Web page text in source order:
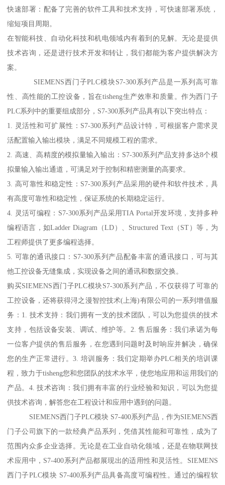
快速部署：配备了完善的软件工具和技术支持，可快速部署系统，
缩短项目周期。
在智能科技、自动化科技和机电领域内有着到的见解。无论是提供
技术咨询，还是进行技术开发和转让，我们都能为客户提供解决方
案。
SIEMENS西门子PLC模块S7-300系列产品是一系列高可靠
性、高性能的工控设备，旨在tisheng生产效率和质量。作为西门子
PLC系列中的重要组成部分，S7-300系列产品具有以下突出特点：
1. 灵活性和可扩展性：S7-300系列产品设计特，可根据客户需求灵
活配置输入输出模块，满足不同规模工程的需求。
2. 高速、高精度的模拟量输入输出：S7-300系列产品支持多达8个模
拟量输入输出通道，可满足对于控制和精密测量的高要求。
3. 高可靠性和稳定性：S7-300系列产品采用的硬件和软件技术，具
有高度可靠性和稳定性，保证系统的长期稳定运行。
4. 灵活可编程：S7-300系列产品采用TIA Portal开发环境，支持多种
编程语言，如Ladder Diagram（LD）、Structured Text（ST）等，为
工程师提供了更多编程选择。
5. 可靠的通讯接口：S7-300系列产品配备丰富的通讯接口，可与其
他工控设备无缝集成，实现设备之间的通讯和数据交换。
购买SIEMENS西门子PLC模块S7-300系列产品，不仅获得了可靠的
工控设备，还将获得浔之漫智控技术(上海)有限公司的一系列增值服
务：1. 技术支持：我们拥有一支的技术团队，可以为您提供的技术
支持，包括设备安装、调试、维护等。2. 售后服务：我们承诺为每
一位客户提供的售后服务，在您遇到问题时及时响应并解决，确保
您的生产正常进行。3. 培训服务：我们定期举办PLC相关的培训课
程，致力于tisheng您和您团队的技术水平，使您地应用和运用我们的
产品。4. 技术咨询：我们拥有丰富的行业经验和知识，可以为您提
供技术咨询，解答您在工程设计和应用中遇到的问题。
SIEMENS西门子PLC模块 S7-400系列产品，作为SIEMENS西
门子公司旗下的一款经典产品系列，凭借其性能和可靠性，成为了
范围内众多企业选择。无论是在工业自动化领域，还是在物联网技
术应用中，S7-400系列产品都展现出的适用性和灵活性。SIEMENS
西门子PLC模块 S7-400系列产品具备高度可编程性。通过的编程软